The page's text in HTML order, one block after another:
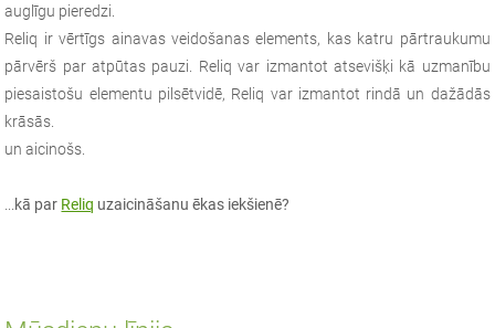
auglīgu pieredzi.
Reliq ir vērtīgs ainavas veidošanas elements, kas katru pārtraukumu
pārvērš par atpūtas pauzi. Reliq var izmantot atsevišķi kā uzmanību
piesaistošu elementu pilsētvidē, Reliq var izmantot rindā un dažādās
krāsās.
un aicinošs.
kā par Reliq uzaicināšanu ēkas iekšienē?